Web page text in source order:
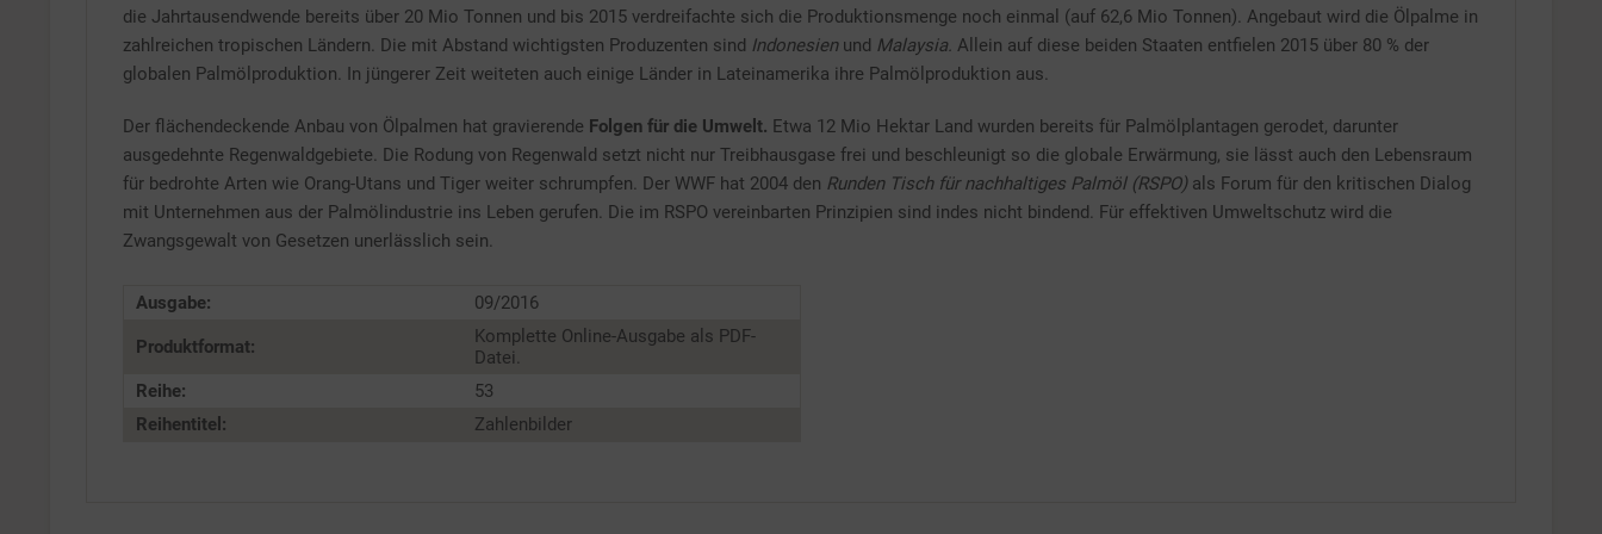
die Jahrtausendwende bereits über 20 Mio Tonnen und bis 2015 verdreifachte sich die Produktionsmenge noch einmal (auf 62,6 Mio Tonnen). Angebaut wird die Ölpalme in
zahlreichen tropischen Ländern. Die mit Abstand wichtigsten Produzenten sind Indonesienund Malaysia. Allein auf diese beiden Staaten entfielen 2015 über 80 % der
globalen Palmölproduktion. In jüngerer Zeit weiteten auch einige Länder in Lateinamerika ihre Palmölproduktion aus.
Der flächendeckende Anbau von Ölpalmen hat gravierende Folgen für die Umwelt. Etwa 12 Mio Hektar Land wurden bereits für Palmölplantagen gerodet, darunter
ausgedehnte Regenwaldgebiete. Die Rodung von Regenwald setzt nicht nur Treibhausgase frei und beschleunigt so die globale Erwärmung, sie lässt auch den Lebensraum
für bedrohte Arten wie Orang-Utans und Tiger weiter schrumpfen. Der WWF hat 2004 den Runden Tisch für nachhaltiges Palmöl (RSPO)als Forum für den kritischen Dialog
mit Unternehmen aus der Palmölindustrie ins Leben gerufen. Die im RSPO vereinbarten Prinzipien sind indes nicht bindend. Für effektiven Umweltschutz wird die
Zwangsgewalt von Gesetzen unerlässlich sein.
Ausgabe: 09/2016
Produktformat:
Komplette Online-Ausgabe als PDF-
Datei.
Reihe:
53
Reihentitel:
Zahlenbilder